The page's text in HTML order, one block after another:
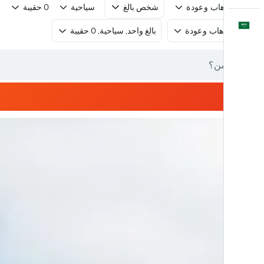
العَرَبِيَّة
رحلة ذهاب وعودة شخص بالغ سياحية 0 حقيبة
رحلة ذهاب وعودة بالغ واحد, سياحية, 0 حقيبة